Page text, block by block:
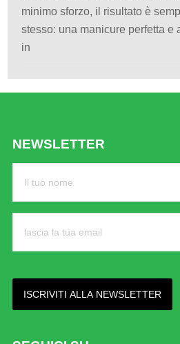
minimo sforzo, il risultato è
stesso: una manicure perfetta e
in
NEWSLETTER